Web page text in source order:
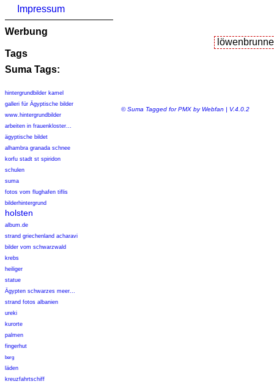
Impressum
Werbung
Tags
Suma Tags:
hintergrundbilder kamel
galleri für Ägyptische bilder
www.hintergrundbilder
arbeiten in frauenkloster...
ägyptische bildet
alhambra granada schnee
korfu stadt st spiridon
schulen
suma
fotos vom flughafen tiflis
bilderhintergrund
holsten
album.de
strand griechenland acharavi
bilder vom schwarzwald
krebs
heiliger
statue
Ägypten schwarzes meer...
strand fotos albanien
ureki
kurorte
palmen
fingerhut
berg
läden
kreuzfahrtschiff
© Suma Tagged for PMX by Webfan | V.4.0.2